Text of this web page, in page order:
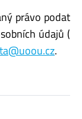
právo podat
údajů (
.